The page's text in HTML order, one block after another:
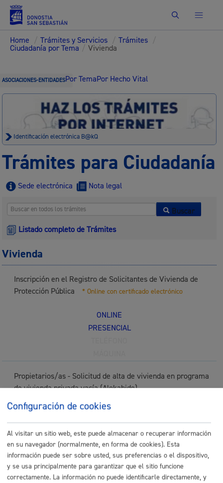
Buscar
Home / Trámites y Servicios / Trámites /
Ciudadanía por Tema / Vivienda
ASOCIACIONES-ENTIDADESPor TemaPor Hecho Vital
Identificación electrónica B@kQ
Trámites para Ciudadanía
Sede electrónica Nota legal
Buscar
Listado completo de Trámites
Vivienda
Inscripción en el Registro de Solicitantes de Vivienda de
Protección Pública
* Online con certificado electrónico
ONLINE
PRESENCIAL
Propietarios/as - Solicitud de alta de vivienda en programa
de vivienda privada vacía (Alokabide)
ONLINE
PRESENCIAL
TELÉFONO
MÁQUINA
Solicitud de extinción del derecho de habitación
Configuración de cookies
Al visitar un sitio web, este puede almacenar o recuperar información
en su navegador (normalmente, en forma de cookies). Esta
información puede ser sobre usted, sus preferencias o el dispositivo,
y se usa principalmente para garantizar que el sitio funcione
correctamente. La información no puede identificarle directamente, y